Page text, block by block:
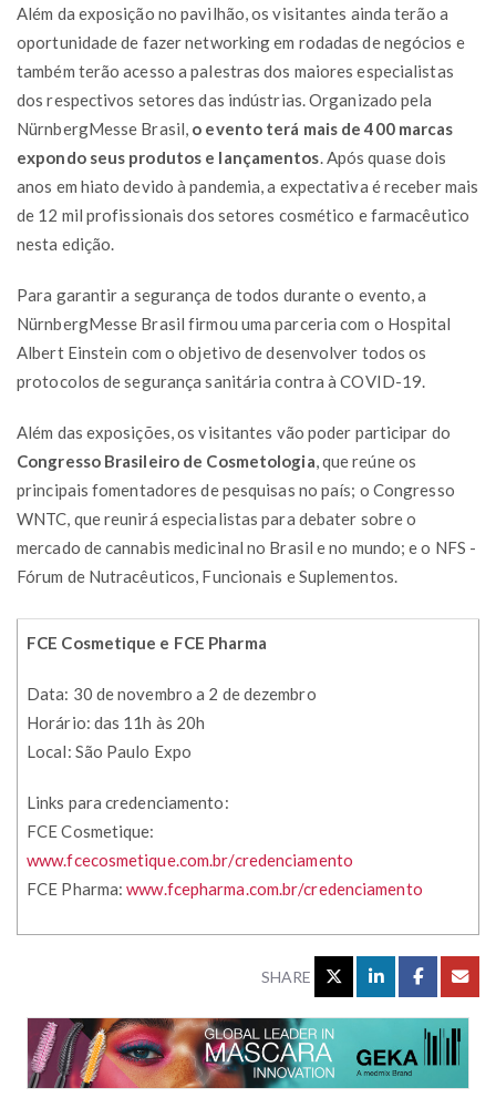
Além da exposição no pavilhão, os visitantes ainda terão a
oportunidade de fazer networking em rodadas de negócios e
também terão acesso a palestras dos maiores especialistas
dos respectivos setores das indústrias. Organizado pela
NürnbergMesse Brasil, o evento terá mais de 400 marcas
expondo seus produtos e lançamentos . Após quase dois
anos em hiato devido à pandemia, a expectativa é receber mais
de 12 mil profissionais dos setores cosmético e farmacêutico
nesta edição.
Para garantir a segurança de todos durante o evento, a
NürnbergMesse Brasil firmou uma parceria com o Hospital
Albert Einstein com o objetivo de desenvolver todos os
protocolos de segurança sanitária contra à COVID-19.
Além das exposições, os visitantes vão poder participar do
Congresso Brasileiro de Cosmetologia , que reúne os
principais fomentadores de pesquisas no país; o Congresso
WNTC, que reunirá especialistas para debater sobre o
mercado de cannabis medicinal no Brasil e no mundo; e o NFS -
Fórum de Nutracêuticos, Funcionais e Suplementos.
FCE Cosmetique e FCE Pharma
Data: 30 de novembro a 2 de dezembro
Horário: das 11h às 20h
Local: São Paulo Expo
Links para credenciamento:
FCE Cosmetique:
www.fcecosmetique.com.br/credenciamento
FCE Pharma:www.fcepharma.com.br/credenciamento
SHARE